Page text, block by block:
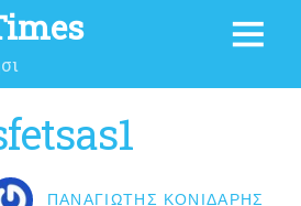
ΠΑΝΑΓΙΏΤΗΣ ΚΟΝΙΔΆΡΗΣ